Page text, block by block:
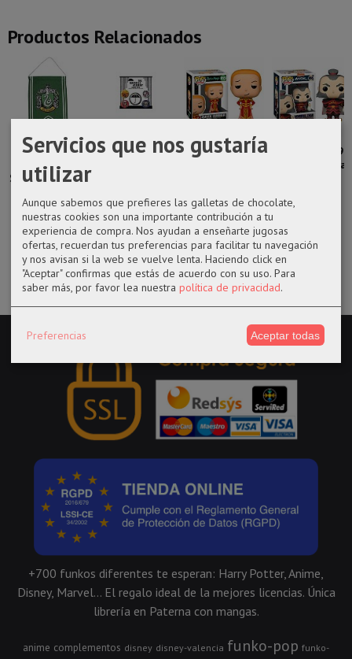
Productos Relacionados
Harry Potter
Bandera
Slytherin 30 x...
16,90 €
Pack 5 Chapas
4,25 €
Funko pop 955
14,50 €
funko POP 998
Avatar Admiral
14,50 €
+700 funkos diferentes te esperan: Harry Potter, Anime,
Disney, Marvel... El regalo ideal de la mejores licencias. Única
librería en Paterna con mangas.
anime complementos disney disney-valencia funko-pop funko-
Servicios que nos gustaría
utilizar
Aunque sabemos que prefieres las galletas de chocolate,
nuestras cookies son una importante contribución a tu
experiencia de compra. Nos ayudan a enseñarte jugosas
ofertas, recuerdan tus preferencias para facilitar tu navegación
y nos avisan si la web se vuelve lenta. Haciendo click en
"Aceptar" confirmas que estás de acuerdo con su uso. Para
saber más, por favor lea nuestra política de privacidad.
Preferencias Aceptar todas